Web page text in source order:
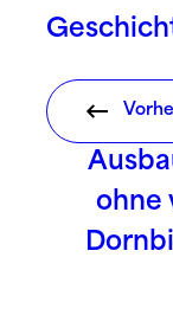
ohne